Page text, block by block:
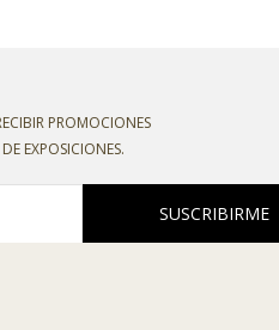
PROMOCIONES
EXPOSICIONES.
SUSCRIBIRME